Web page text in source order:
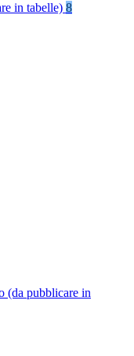
in tabelle) 8
(da pubblicare in